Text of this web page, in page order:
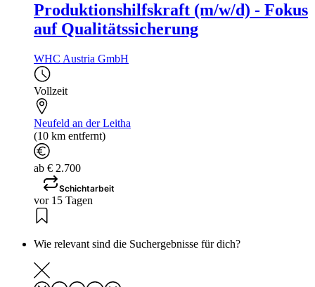
Produktionshilfskraft (m/w/d) - Fokus
auf Qualitätssicherung
WHC Austria GmbH
Vollzeit
Neufeld an der Leitha
(10 km entfernt)
ab € 2.700
Schichtarbeit
vor 15 Tagen
Wie relevant sind die Suchergebnisse für dich?